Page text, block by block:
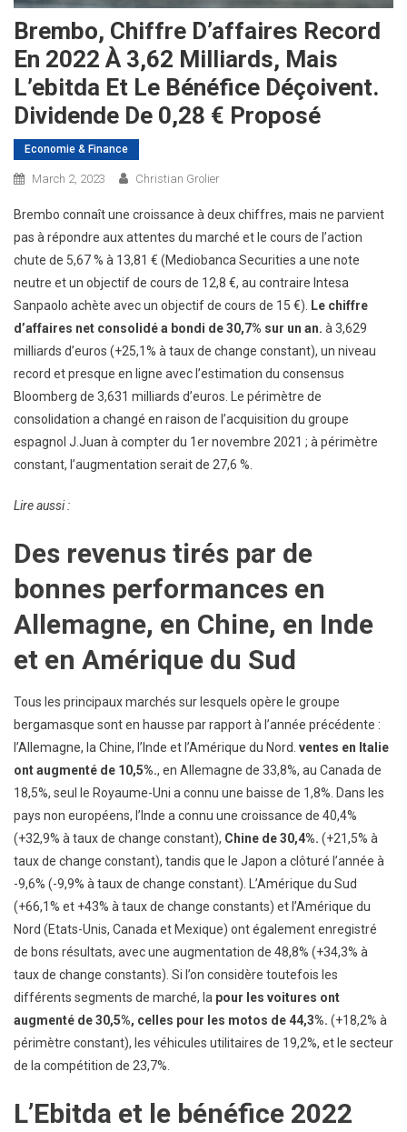
Brembo, Chiffre D’affaires Record
En 2022 À 3,62 Milliards, Mais
L’ebitda Et Le Bénéfice Déçoivent.
Dividende De 0,28 € Proposé
Economie & Finance
March 2, 2023 Christian Grolier
Brembo connaît une croissance à deux chiffres, mais ne parvient
pas à répondre aux attentes du marché et le cours de l’action
chute de 5,67 % à 13,81 € (Mediobanca Securities a une note
neutre et un objectif de cours de 12,8 €, au contraire Intesa
Sanpaolo achète avec un objectif de cours de 15 €).
Le chiffre
d’affaires net consolidé a bondi de 30,7% sur un an. à 3,629
milliards d’euros (+25,1% à taux de change constant), un niveau
record et presque en ligne avec l’estimation du consensus
Bloomberg de 3,631 milliards d’euros. Le périmètre de
consolidation a changé en raison de l’acquisition du groupe
espagnol J.Juan à compter du 1er novembre 2021 ; à périmètre
constant, l’augmentation serait de 27,6 %.
Lire aussi :
Des revenus tirés par de
bonnes performances en
Allemagne, en Chine, en Inde
et en Amérique du Sud
Tous les principaux marchés sur lesquels opère le groupe
bergamasque sont en hausse par rapport à l’année précédente :
l’Allemagne, la Chine, l’Inde et l’Amérique du Nord. ventes en Italie
ont augmenté de 10,5%., en Allemagne de 33,8%, au Canada de
18,5%, seul le Royaume-Uni a connu une baisse de 1,8%. Dans les
pays non européens, l’Inde a connu une croissance de 40,4%
(+32,9% à taux de change constant), Chine de 30,4%. (+21,5% à
taux de change constant), tandis que le Japon a clôturé l’année à
-9,6% (-9,9% à taux de change constant). L’Amérique du Sud
(+66,1% et +43% à taux de change constants) et l’Amérique du
Nord (Etats-Unis, Canada et Mexique) ont également enregistré
de bons résultats, avec une augmentation de 48,8% (+34,3% à
taux de change constants). Si l’on considère toutefois les
différents segments de marché, la pour les voitures ont
augmenté de 30,5%, celles pour les motos de 44,3%. (+18,2% à
périmètre constant), les véhicules utilitaires de 19,2%, et le secteur
de la compétition de 23,7%.
L’Ebitda et le bénéfice 2022